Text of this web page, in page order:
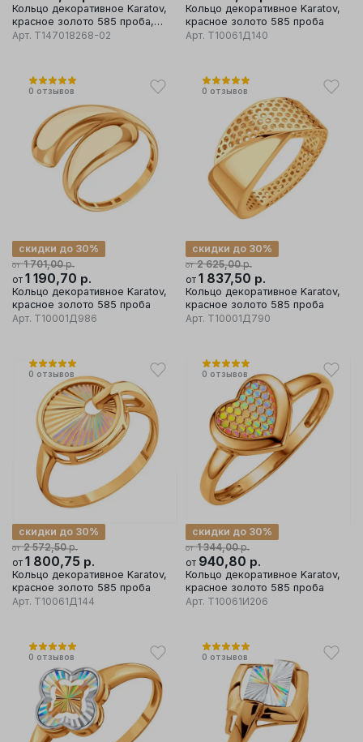
Кольцо декоративное Karatov,
красное золото 585 проба,
вставка гранат
Арт. Т147018268-02
Кольцо декоративное Karatov,
красное золото 585 проба
Арт. Т10061Д140
0 отзывов
от 1 701,00р.
скидки до 30%
от 1 190,70 р.
Кольцо декоративное Karatov,
красное золото 585 проба
Арт. Т10001Д986
0 отзывов
от 2 625,00р.
скидки до 30%
от 1 837,50 р.
Кольцо декоративное Karatov,
красное золото 585 проба
Арт. Т10001Д790
0 отзывов
от 2 572,50р.
скидки до 30%
от 1 800,75 р.
Кольцо декоративное Karatov,
красное золото 585 проба
Арт. Т10061Д144
0 отзывов
от 1 344,00р.
скидки до 30%
от 940,80 р.
Кольцо декоративное Karatov,
красное золото 585 проба
Арт. Т10061И206
0 отзывов 0 отзывов